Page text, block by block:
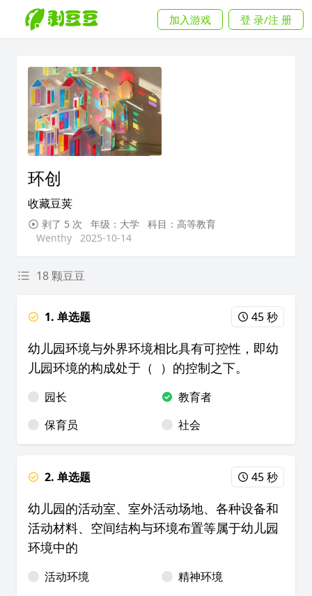
加入游戏 登 录/注 册
环创
收藏豆荚
剥了 5 次 年级：大学
科目：高等教育
Wenthy
2025-10-14
18 颗豆豆
1. 单选题 45 秒
幼儿园环境与外界环境相比具有可控性，即幼
儿园环境的构成处于（ ）的控制之下。
园长
教育者
保育员
社会
2. 单选题 45 秒
幼儿园的活动室、室外活动场地、各种设备和
活动材料、空间结构与环境布置等属于幼儿园
环境中的
活动环境
精神环境